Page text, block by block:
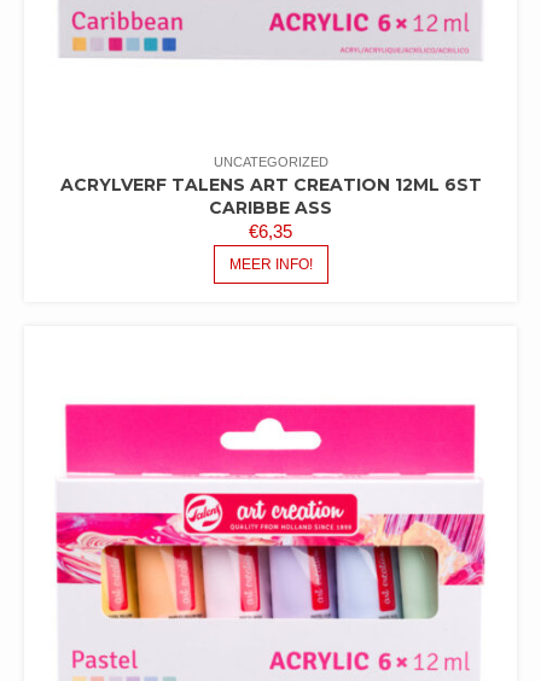
UNCATEGORIZED
ACRYLVERF TALENS ART CREATION 12ML 6ST
CARIBBE ASS
€6,35
MEER INFO!